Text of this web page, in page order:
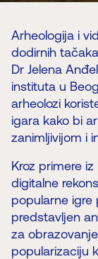
Arheologija i
dodirnih
Dr Jelena
instituta u
arheolozi
igara kako bi
zanimljivijom i
Kroz primere
digitalne
popularne
predstavljen
za
popularizaciju